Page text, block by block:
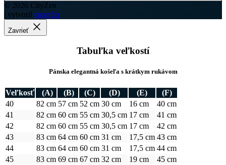
© 2026 CityZen
| vytvoril emorfiq
Zavrieť
Tabuľka veľkostí
Pánska elegantná košeľa s krátkym rukávom
Veľkosť (A) (B) (C) (D) (E)
(F)
40
82 cm 57 cm 52 cm 30 cm 16 cm
40 cm
41
82 cm 60 cm 55 cm 30,5 cm 17 cm
41 cm
42
82 cm 60 cm 55 cm 30,5 cm 17 cm
42 cm
43
83 cm 64 cm 60 cm 31 cm 17,5 cm 43 cm
44
83 cm 64 cm 60 cm 31 cm 17,5 cm 44 cm
45
83 cm 69 cm 67 cm 32 cm 19 cm 45 cm